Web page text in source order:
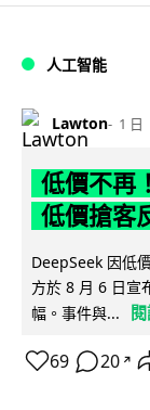
人工智能
Lawton 1 日
低價不再
低價搶客
DeepSeek 因低
方於 8 月 6 日宣
幅。事件與...
69 20 ↗